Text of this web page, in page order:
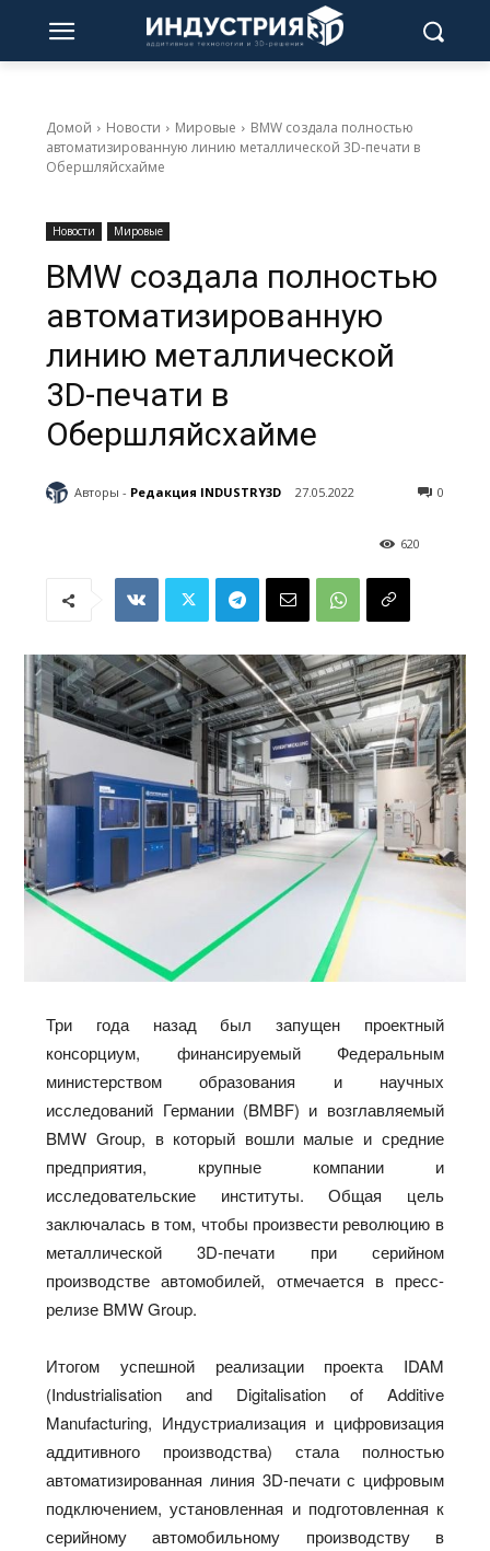
Домой Новости Мировые
BMW создала полностью
автоматизированную линию металлической 3D-печати в
Обершляйсхайме
Новости Мировые
BMW создала полностью
автоматизированную
линию металлической
3D-печати в
Обершляйсхайме
Авторы - Редакция INDUSTRY3D 27.05.2022 0
620
Три года назад был запущен проектный
консорциум, финансируемый Федеральным
министерством образования и научных
исследований Германии (BMBF) и возглавляемый
BMW Group, в который вошли малые и средние
предприятия, крупные компании и
исследовательские институты. Общая цель
заключалась в том, чтобы произвести революцию в
металлической 3D-печати при серийном
производстве автомобилей, отмечается в пресс-
релизе BMW Group.
Итогом успешной реализации проекта IDAM
(Industrialisation and Digitalisation of Additive
Manufacturing, Индустриализация и цифровизация
аддитивного производства) стала полностью
автоматизированная линия 3D-печати с цифровым
подключением, установленная и подготовленная к
серийному автомобильному производству в